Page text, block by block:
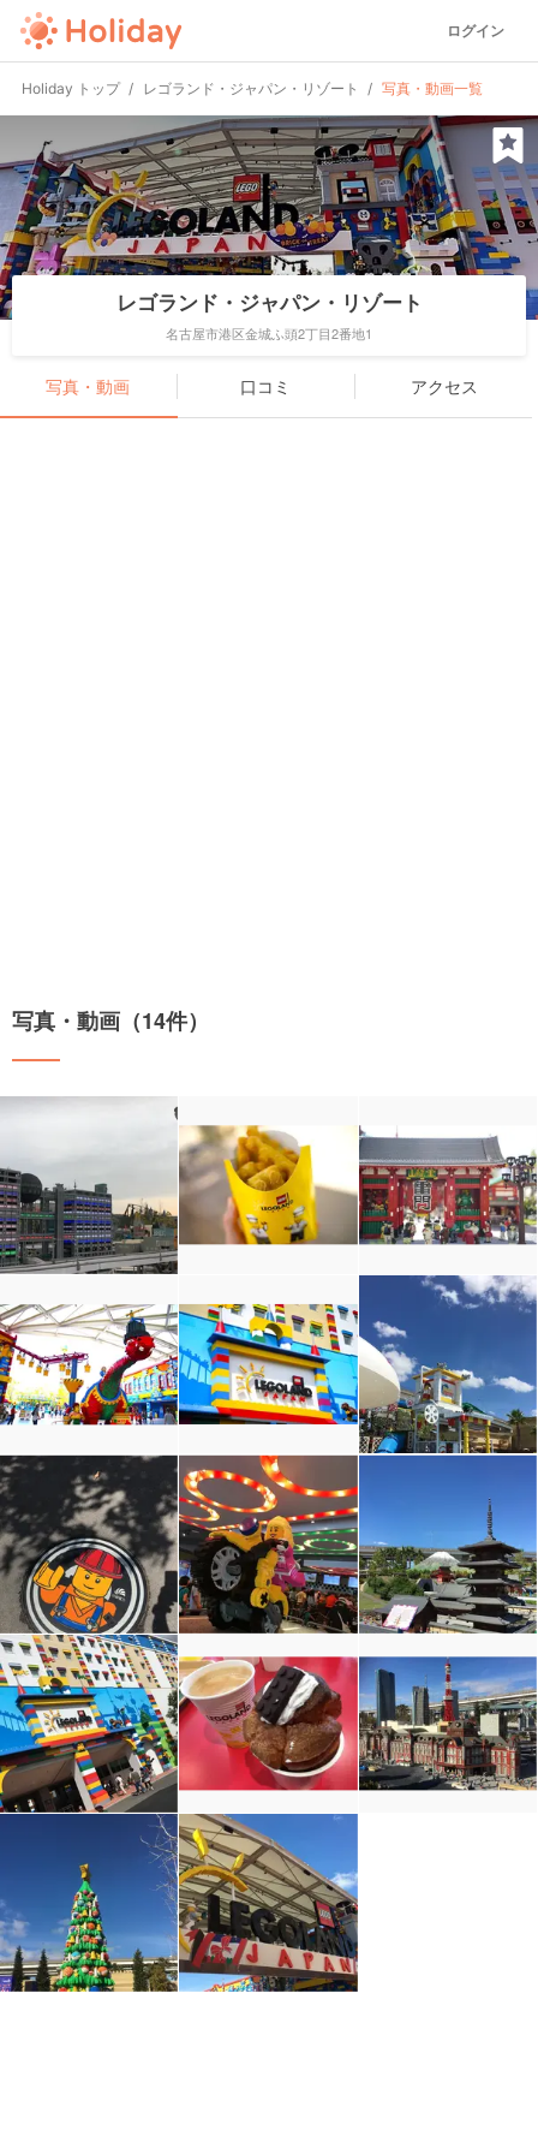
ログイン
Holiday トップ レゴランド・ジャパン・リゾート 写真・動画一覧
レゴランド・ジャパン・リゾート
名古屋市港区金城ふ頭2丁目2番地1
写真・動画 口コミ アクセス
写真・動画（14件）